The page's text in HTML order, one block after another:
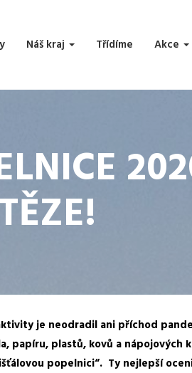
Náš kraj Třídíme Akce
je neodradil ani příchod
papíru, plastů, kovů a
popelnici“. Ty nejlepší